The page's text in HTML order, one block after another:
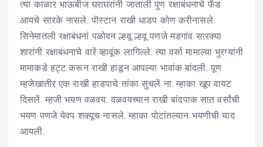
त्या काळार भाऊबीज घराघरांनी जाताली पुण रक्षाबंधनाचे फॅड
आयचे सारके नासले. पॊस्टान राखी धाडप कोण करीनासले.
सिनेमातली रक्षाबंधनां पळोवन ल्हवू ल्हवू पणजे मडगांव सारक्या
शारांनी रक्षाबंधनाचे वारें व्हावूंक लागिल्ले. त्या वर्सा मामाल्या भुरग्यांनी
मामाकडे हट्ट करून राखी हाडून आपल्या भावांक बांदली. पूण
म्हजेखातीर एक राखी हाडपाचे तांका सुचलें ना. म्हाका खूप वायट
दिसलें. म्हजी भयण वळवय. वळवयच्यान राखी बांदपाक सात वर्सांची
भयण पणजे येवप शक्यूच नासले. म्हाका पोटांतल्यान भयणीची याद
आयली.